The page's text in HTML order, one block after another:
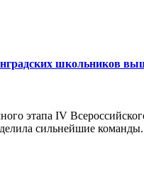
школьников
этапа IV
сильнейшие